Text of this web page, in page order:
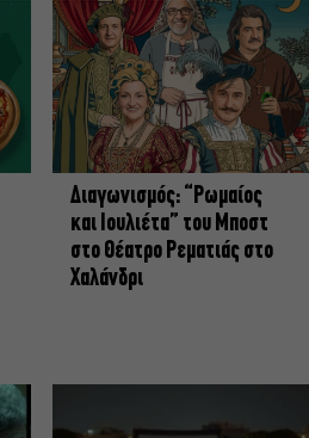
Διαγωνισμός: “Ρωμαίος
και Ιουλιέτα” του Μποστ
στο Θέατρο Ρεματιάς στο
Χαλάνδρι